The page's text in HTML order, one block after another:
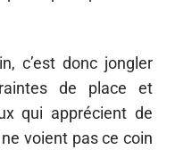
c’est donc jongler
de place et
qui apprécient de
voient pas ce coin